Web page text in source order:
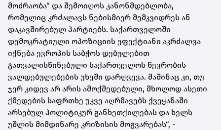
მოძრაობა“ და შემოიღოს კანონმდებლობა,
რომელიც კრძალავს ნებისმიერ მემკვიდრეს ან
დაკავშირებულ პარტიებს. საქართველოში
დემოკრატიული ოპოზიციის ეფექტიანი აკრძალვა
იქნება ევროპის საბჭოს დებულებით
გათვალისწინებული საქართველოს წევრობის
ვალდებულებების უხეში დარღვევა. მაშინაც კი, თუ
ჯერ კიდევ არ არის ამოქმედებული, მხოლოდ ასეთი
ქმედების საფრთხე უკვე აღრმავებს ქვეყანაში
არსებულ პოლიტიკურ განხეთქილებას და ხელს
უშლის მიმდინარე კრიზისის მოგვარებას“, -